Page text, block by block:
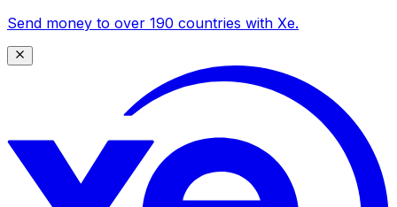
Send money to over 190 countries with Xe.